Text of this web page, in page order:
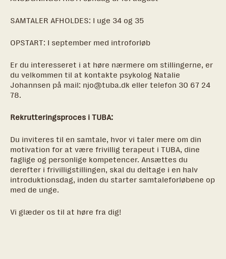
SAMTALER AFHOLDES: I uge 34 og 35
OPSTART: I september med introforløb
Er du interesseret i at høre nærmere om stillingerne, er
du velkommen til at kontakte psykolog Natalie
Johannsen på mail: njo@tuba.dk eller telefon 30 67 24
78.
Rekrutteringsproces i TUBA:
Du inviteres til en samtale, hvor vi taler mere om din
motivation for at være frivillig terapeut i TUBA, dine
faglige og personlige kompetencer. Ansættes du
derefter i frivilligstillingen, skal du deltage i en halv
introduktionsdag, inden du starter samtaleforløbene op
med de unge.
Vi glæder os til at høre fra dig!